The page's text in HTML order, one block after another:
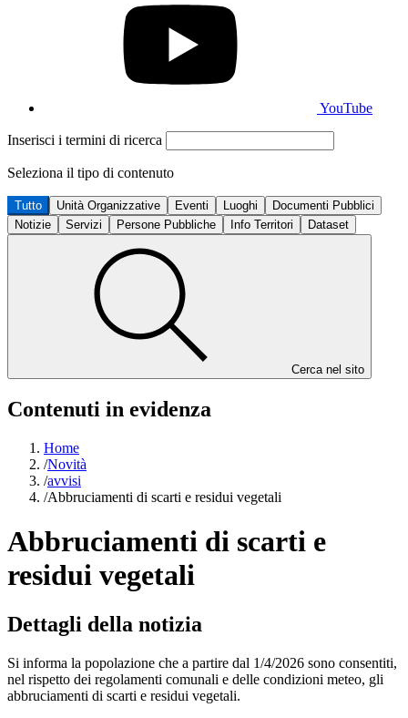
YouTube
Inserisci i termini di ricerca
Seleziona il tipo di contenuto
Tutto Unità Organizzative Eventi Luoghi
Documenti Pubblici
Notizie
Servizi Persone Pubbliche Info Territori Dataset
Cerca nel sito
Contenuti in evidenza
Home
/Novità
/avvisi
/Abbruciamenti di scarti e residui vegetali
Abbruciamenti di scarti e
residui vegetali
Dettagli della notizia
Si informa la popolazione che a partire dal 1/4/2026 sono consentiti,
nel rispetto dei regolamenti comunali e delle condizioni meteo, gli
abbruciamenti di scarti e residui vegetali.